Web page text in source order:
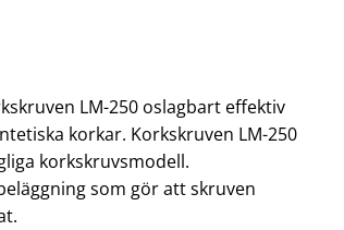
LM-250 oslagbart effektiv
korkar. Korkskruven LM-250
korkskruvsmodell.
som gör att skruven